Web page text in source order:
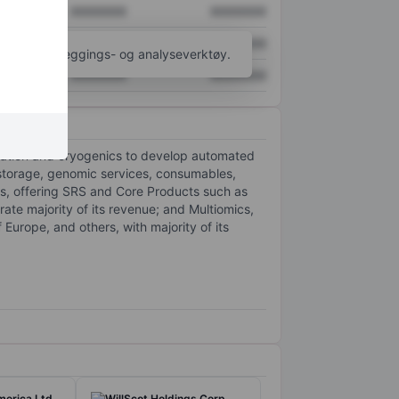
XXXXXXX XXXXXXX
flere kartleggings- og analyseverktøy.
and cryogenics to develop automated
genomic services, consumables,
offering SRS and Core Products such as
majority of its revenue; and Multiomics,
and others, with majority of its